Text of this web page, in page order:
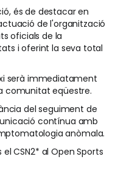
és de destacar en
de l'organització
oficials de la
i oferint la seva total
serà immediatament
comunitat eqüestre.
del seguiment de
contínua amb
anòmala.
CSN2* al Open Sports